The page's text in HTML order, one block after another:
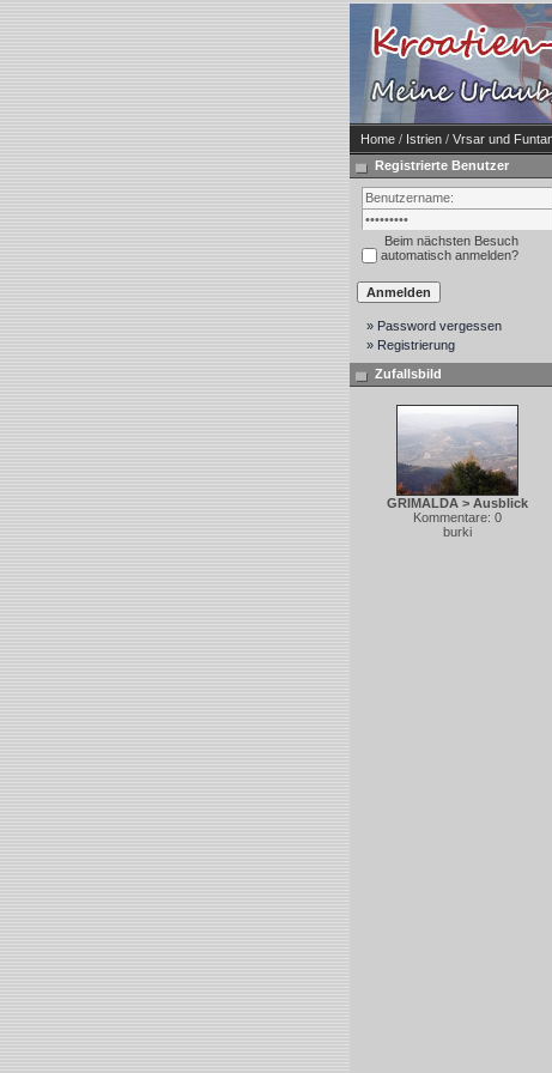
Home / Istrien / Vrsar und
Registrierte Benutzer
Beim nächsten Besuch
automatisch anmelden?
» Password vergessen
» Registrierung
Zufallsbild
GRIMALDA > Ausblick
Kommentare: 0
burki